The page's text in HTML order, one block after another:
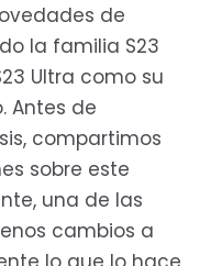
de
la familia S23
Ultra como su
Antes de
compartimos
sobre este
una de las
cambios a